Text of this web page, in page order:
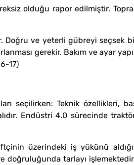
olduğu rapor edilmiştir.
ve yeterli gübreyi seçsek
gerekir. Bakım ve ayar
17)
seçilirken: Teknik özellikleri,
Endüstri 4.0 sürecinde
üzerindeki iş yükünü
doğruluğunda tarlayı